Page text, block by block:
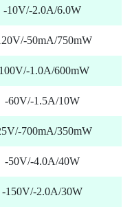
-10V/-2.0A/6.0W
50mA/750mW
1.0A/600mW
-60V/-1.5A/10W
700mA/350mW
-50V/-4.0A/40W
150V/-2.0A/30W